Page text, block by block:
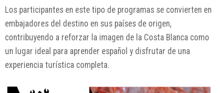
Los participantes en este tipo de programas se convierten en
embajadores del destino en sus países de origen,
contribuyendo a reforzar la imagen de la Costa Blanca como
un lugar ideal para aprender español y disfrutar de una
experiencia turística completa.